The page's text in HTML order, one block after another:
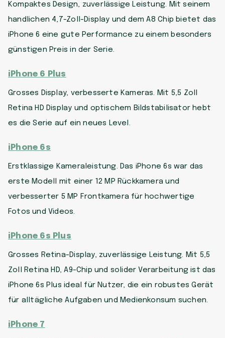
Kompaktes Design, zuverlässige Leistung. Mit seinem
handlichen 4,7-Zoll-Display und dem A8 Chip bietet das
iPhone 6 eine gute Performance zu einem besonders
günstigen Preis in der Serie.
iPhone 6 Plus
Grosses Display, verbesserte Kameras. Mit 5,5 Zoll
Retina HD Display und optischem Bildstabilisator hebt
es die Serie auf ein neues Level.
iPhone 6s
Erstklassige Kameraleistung. Das iPhone 6s war das
erste Modell mit einer 12 MP Rückkamera und
verbesserter 5 MP Frontkamera für hochwertige
Fotos und Videos.
iPhone 6s Plus
Grosses Retina-Display, zuverlässige Leistung. Mit 5,5
Zoll Retina HD, A9-Chip und solider Verarbeitung ist das
iPhone 6s Plus ideal für Nutzer, die ein robustes Gerät
für alltägliche Aufgaben und Medienkonsum suchen.
iPhone 7